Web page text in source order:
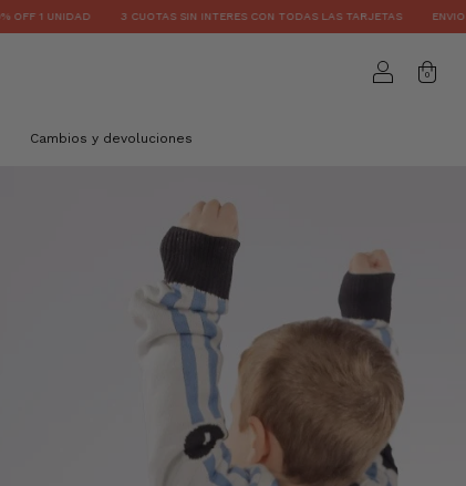
SIN INTERES CON TODAS LAS TARJETAS ENVIO GRATIS EN PEDIDOS
0
Cambios y devoluciones